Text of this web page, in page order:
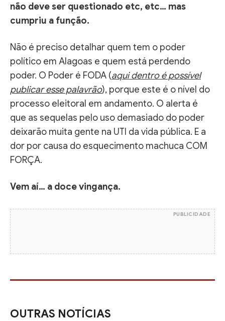
não deve ser questionado etc, etc… mas
cumpriu a função.
Não é preciso detalhar quem tem o poder
político em Alagoas e quem está perdendo
poder. O Poder é FODA (aqui dentro é possível
publicar esse palavrão), porque este é o nível do
processo eleitoral em andamento. O alerta é
que as sequelas pelo uso demasiado do poder
deixarão muita gente na UTI da vida pública. E a
dor por causa do esquecimento machuca COM
FORÇA.
Vem aí… a doce vingança.
PUBLICIDADE
OUTRAS NOTÍCIAS